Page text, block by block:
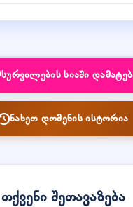
სურვილების სიაში
ნახეთ დომენის ისტორია
თქვენი შეთავაზება